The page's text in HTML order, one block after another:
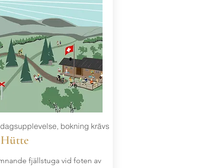
bokning krävs
fjällstuga vid foten av